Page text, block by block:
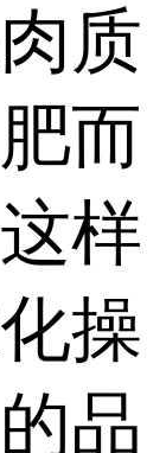
质
而
样
操
品